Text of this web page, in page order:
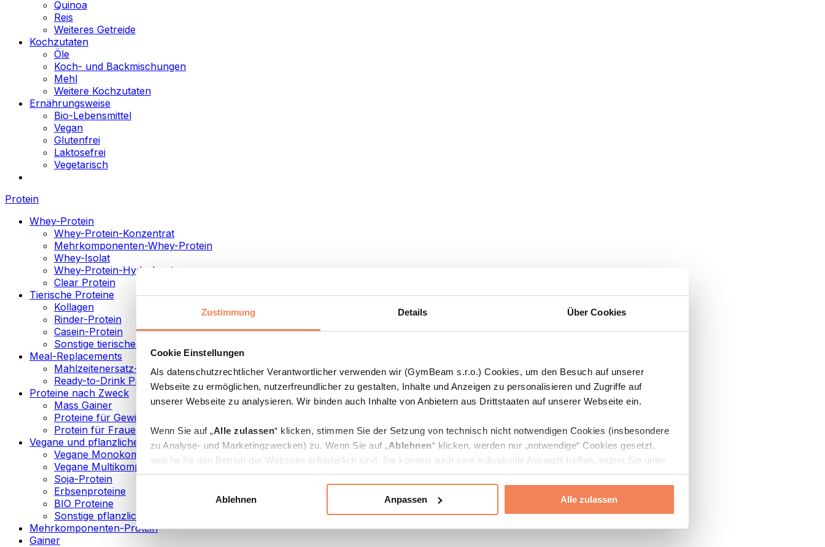
Zustimmung Details Über Cookies
Cookie Einstellungen
Als datenschutzrechtlicher Verantwortlicher verwenden wir (GymBeam s.r.o.) Cookies, um den Besuch auf unserer
Webseite zu ermöglichen, nutzerfreundlicher zu gestalten, Inhalte und Anzeigen zu personalisieren und Zugriffe auf
unserer Webseite zu analysieren. Wir binden auch Inhalte von Anbietern aus Drittstaaten auf unserer Webseite ein.
Wenn Sie auf „Alle zulassen“ klicken, stimmen Sie der Setzung von technisch nicht notwendigen Cookies (insbesondere
zu Analyse- und Marketingzwecken) zu. Wenn Sie auf „Ablehnen“ klicken, werden nur „notwendige“ Cookies gesetzt,
welche für den Betrieb der Webseite erforderlich sind. Sie können auch eine individuelle Auswahl treffen, indem Sie unter
„Anpassen“ einzelne Kategorien an- oder abwählen und „Auswahl erlauben“ klicken.
Weitere Informationen über die Verarbeitung Ihrer Daten finden Sie in den Unterpunkten „Details“ und „Über Cookies“
Ablehnen Anpassen Alle zulassen
Quinoa
Reis
Weiteres Getreide
Kochzutaten
Öle
Koch- und Backmischungen
Mehl
Weitere Kochzutaten
Ernährungsweise
Bio-Lebensmittel
Vegan
Glutenfrei
Laktosefrei
Vegetarisch
Protein
Whey-Protein
Whey-Protein-Konzentrat
Mehrkomponenten-Whey-Protein
Whey-Isolat
Whey-Protein-Hydrolysat
Clear Protein
Tierische Proteine
Kollagen
Rinder-Protein
Casein-Protein
Sonstige tierische Proteine
Meal-Replacements
Mahlzeitenersatz-Pulver
Ready-to-Drink Proteingetränke
Proteine nach Zweck
Mass Gainer
Proteine für Gewichtsverlust
Protein für Frauen
Vegane und pflanzliche Proteine
Vegane Monokomponenten-Proteine
Vegane Multikomponenten-Proteine
Soja-Protein
Erbsenproteine
BIO Proteine
Sonstige pflanzliche Proteine
Mehrkomponenten-Protein
Gainer